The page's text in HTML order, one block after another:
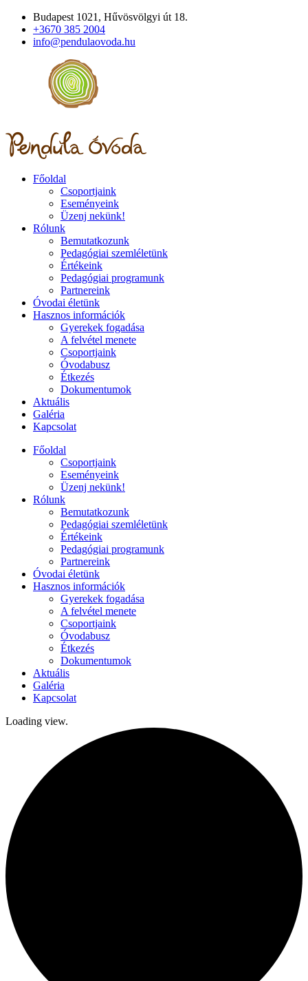
Budapest 1021, Hűvösvölgyi út 18.
+3670 385 2004
info@pendulaovoda.hu
Főoldal
Csoportjaink
Eseményeink
Üzenj nekünk!
Rólunk
Bemutatkozunk
Pedagógiai szemléletünk
Értékeink
Pedagógiai programunk
Partnereink
Óvodai életünk
Hasznos információk
Gyerekek fogadása
A felvétel menete
Csoportjaink
Óvodabusz
Étkezés
Dokumentumok
Aktuális
Galéria
Kapcsolat
Főoldal
Csoportjaink
Eseményeink
Üzenj nekünk!
Rólunk
Bemutatkozunk
Pedagógiai szemléletünk
Értékeink
Pedagógiai programunk
Partnereink
Óvodai életünk
Hasznos információk
Gyerekek fogadása
A felvétel menete
Csoportjaink
Óvodabusz
Étkezés
Dokumentumok
Aktuális
Galéria
Kapcsolat
Loading view.